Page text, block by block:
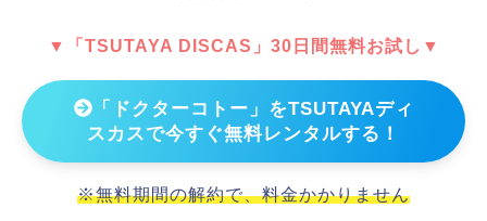
▼「TSUTAYA DISCAS」30日間無料お試し▼
「ドクターコトー」をTSUTAYAディ
スカスで今すぐ無料レンタルする！
※無料期間の解約で、料金かかりません